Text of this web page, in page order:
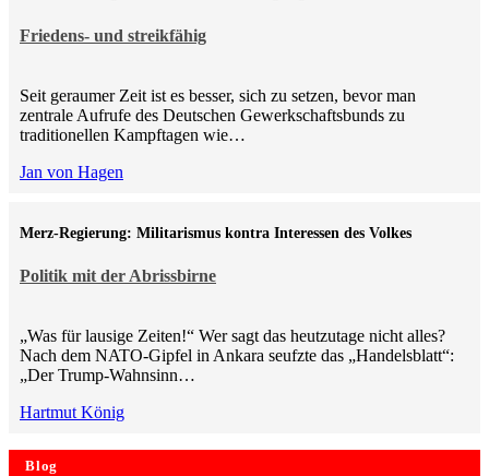
Friedens- und streikfähig
Seit geraumer Zeit ist es besser, sich zu setzen, bevor man
zentrale Aufrufe des Deutschen Gewerkschaftsbunds zu
traditionellen Kampftagen wie…
Jan von Hagen
Politik mit der Abrissbirne
Merz-Regierung: Militarismus kontra Inte­ressen des Volkes
„Was für lausige Zeiten!“ Wer sagt das heutzutage nicht alles?
Nach dem NATO-Gipfel in Ankara seufzte das „Handelsblatt“:
„Der Trump-Wahnsinn…
Hartmut König
Blog